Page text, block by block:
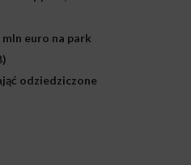
euro na park
odziedziczone